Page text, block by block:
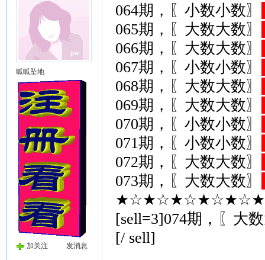
呱呱坠地
加关注 发消息
064期，〖小数小数〗
065期，〖大数大数〗
066期，〖大数大数〗
067期，〖小数小数〗
068期，〖大数大数〗
069期，〖大数大数〗
070期，〖小数小数〗
071期，〖小数小数〗
072期，〖大数大数〗
073期，〖大数大数〗
[sell=3]074期，〖大
[/ sell]